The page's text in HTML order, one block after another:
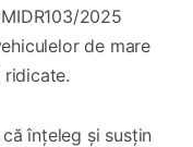
2025
de mare
înțeleg și susțin